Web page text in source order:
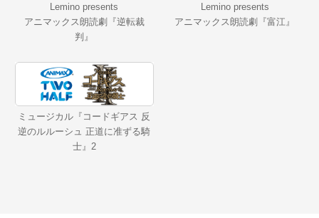
Lemino presents
アニマックス朗読劇『逆転裁
判』
Lemino presents
アニマックス朗読劇『富江』
ミュージカル『コードギアス 反
逆のルルーシュ 正道に准ずる騎
士』2